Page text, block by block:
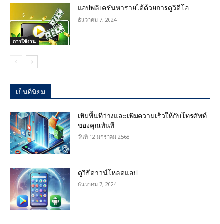
การใช้งาน
แอปพลิเคชั่นหารายได้ด้วยการดูวิดีโอ
ธันวาคม 7, 2024
เป็นที่นิยม
เพิ่มพื้นที่ว่างและเพิ่มความเร็วให้กับโทรศัพท์
ของคุณทันที
วันที่ 12 มกราคม 2568
ดูวิธีดาวน์โหลดแอป
ธันวาคม 7, 2024